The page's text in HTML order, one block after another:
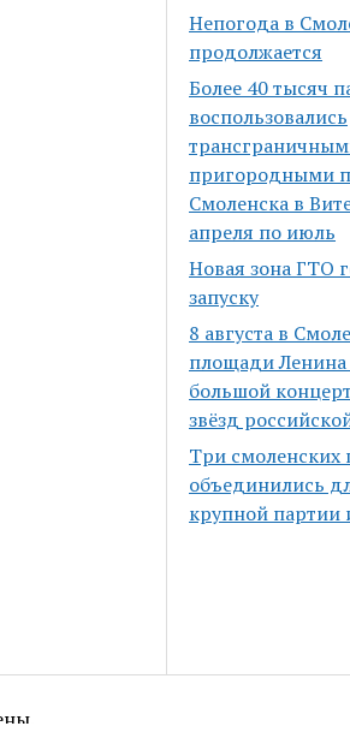
Непогода в
продолжается
Более 40 тысяч
воспользовались
пригородными
Смоленска в
апреля по июль
Новая зона ГТО
запуску
8 августа в
площади Ленина
большой
звёзд
Три смоленских
объединились
крупной партии